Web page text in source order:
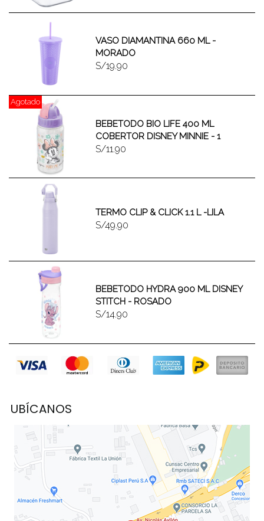
VASO DIAMANTINA 660 ML -
MORADO
S/19.90
Agotado
BEBETODO BIO LIFE 400 ML
COBERTOR DISNEY MINNIE - 1
S/11.90
TERMO CLIP & CLICK 1.1 L -LILA
S/49.90
BEBETODO HYDRA 900 ML DISNEY
STITCH - ROSADO
S/14.90
UBÍCANOS